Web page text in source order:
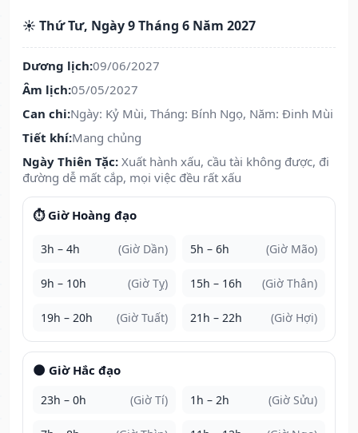
☀️ Thứ Tư, Ngày 9 Tháng 6 Năm 2027
Dương lịch:09/06/2027
Âm lịch:05/05/2027
Can chi:Ngày: Kỷ Mùi, Tháng: Bính Ngọ, Năm: Đinh Mùi
Tiết khí:Mang chủng
Ngày Thiên Tặc: Xuất hành xấu, cầu tài không được, đi
đường dễ mất cắp, mọi việc đều rất xấu
⏱️ Giờ Hoàng đạo
3h – 4h (Giờ Dần) 5h – 6h (Giờ Mão)
9h – 10h (Giờ Tỵ) 15h – 16h (Giờ Thân)
19h – 20h (Giờ Tuất) 21h – 22h (Giờ Hợi)
🌑 Giờ Hắc đạo
23h – 0h (Giờ Tí) 1h – 2h (Giờ Sửu)